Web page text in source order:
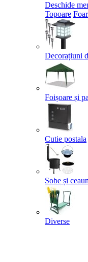
Deschide
Topoare
Decorațiuni
Foișoare și
Cutie postala
Sobe și
Diverse